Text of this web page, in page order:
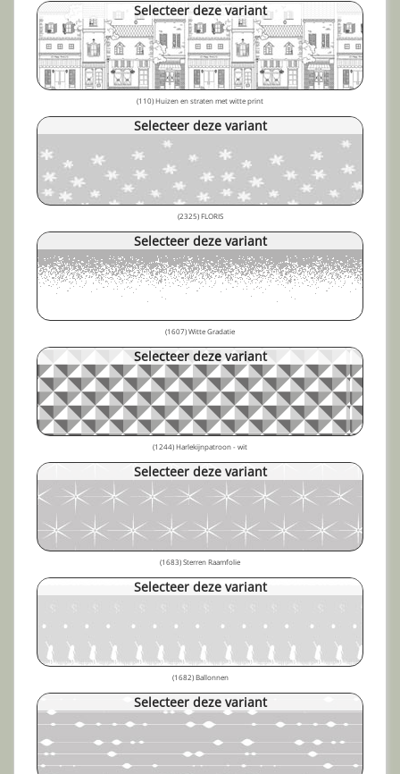
Selecteer deze variant
(110) Huizen en straten met witte print
Selecteer deze variant
(2325) FLORIS
Selecteer deze variant
(1607) Witte Gradatie
Selecteer deze variant
(1244) Harlekijnpatroon - wit
Selecteer deze variant
(1683) Sterren Raamfolie
Selecteer deze variant
(1682) Ballonnen
Selecteer deze variant